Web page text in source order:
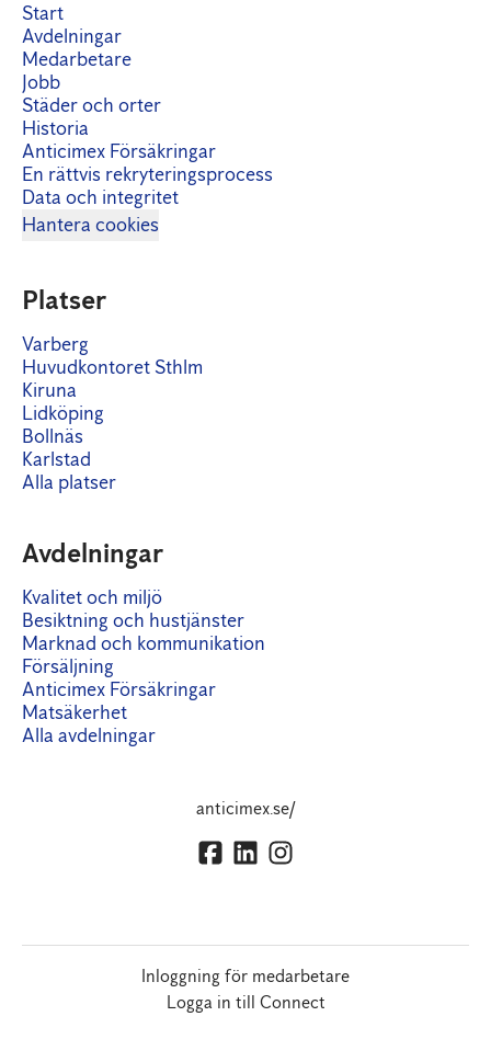
Start
Avdelningar
Medarbetare
Jobb
Städer och orter
Historia
Anticimex Försäkringar
En rättvis rekryteringsprocess
Data och integritet
Hantera cookies
Platser
Varberg
Huvudkontoret Sthlm
Kiruna
Lidköping
Bollnäs
Karlstad
Alla platser
Avdelningar
Kvalitet och miljö
Besiktning och hustjänster
Marknad och kommunikation
Försäljning
Anticimex Försäkringar
Matsäkerhet
Alla avdelningar
anticimex.se/
Inloggning för medarbetare
Logga in till Connect